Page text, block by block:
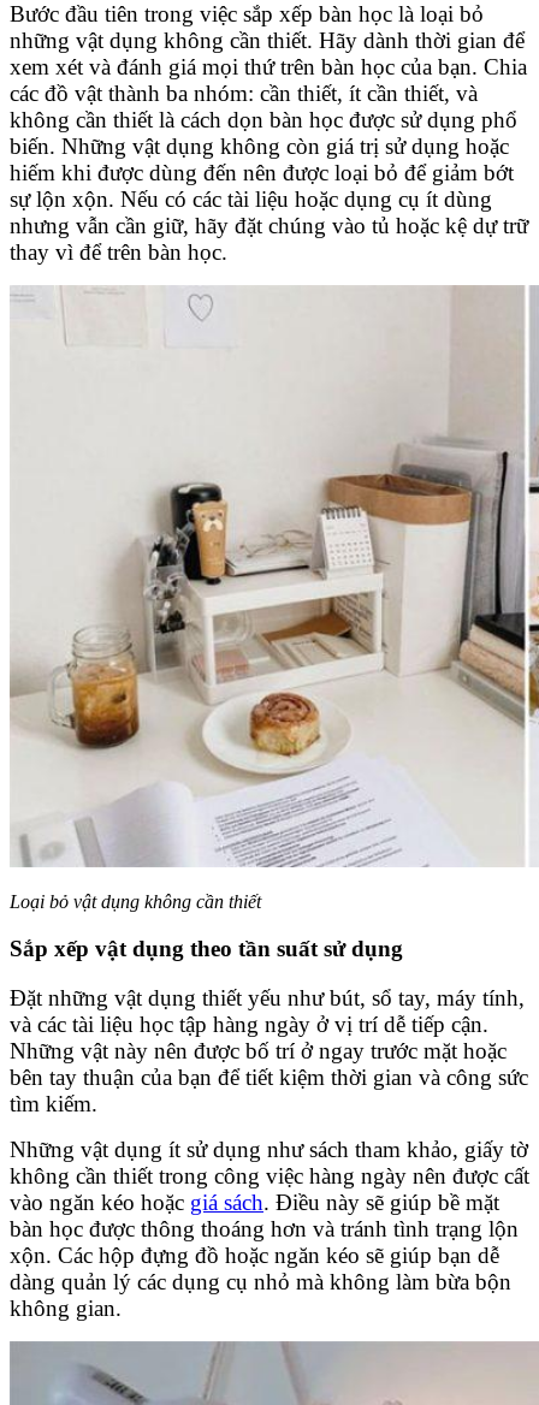
Bước đầu tiên trong việc sắp xếp bàn học là loại bỏ
những vật dụng không cần thiết. Hãy dành thời gian để
xem xét và đánh giá mọi thứ trên bàn học của bạn. Chia
các đồ vật thành ba nhóm: cần thiết, ít cần thiết, và
không cần thiết là cách dọn bàn học được sử dụng phổ
biến. Những vật dụng không còn giá trị sử dụng hoặc
hiếm khi được dùng đến nên được loại bỏ để giảm bớt
sự lộn xộn. Nếu có các tài liệu hoặc dụng cụ ít dùng
nhưng vẫn cần giữ, hãy đặt chúng vào tủ hoặc kệ dự trữ
thay vì để trên bàn học.
Loại bỏ vật dụng không cần thiết
Sắp xếp vật dụng theo tần suất sử dụng
Đặt những vật dụng thiết yếu như bút, sổ tay, máy tính,
và các tài liệu học tập hàng ngày ở vị trí dễ tiếp cận.
Những vật này nên được bố trí ở ngay trước mặt hoặc
bên tay thuận của bạn để tiết kiệm thời gian và công sức
tìm kiếm.
Những vật dụng ít sử dụng như sách tham khảo, giấy tờ
không cần thiết trong công việc hàng ngày nên được cất
vào ngăn kéo hoặc giá sách. Điều này sẽ giúp bề mặt
bàn học được thông thoáng hơn và tránh tình trạng lộn
xộn. Các hộp đựng đồ hoặc ngăn kéo sẽ giúp bạn dễ
dàng quản lý các dụng cụ nhỏ mà không làm bừa bộn
không gian.